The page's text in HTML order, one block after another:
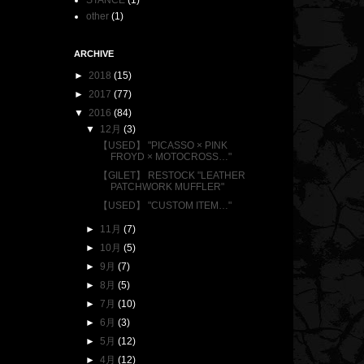
other (1)
ARCHIVE
► 2018 (15)
► 2017 (77)
▼ 2016 (84)
▼ 12月(3)
【USED】 "PICASSO × PINK
FROYD × MOTOCROSS…"
【GILET】 RESTOCK "LEATHER
PATCHWORK MUFFLER"
【USED】 "CUSTOM ITEM…"
► 11月(7)
► 10月(5)
►9月(7)
►8月(5)
►7月(10)
►6月(3)
►5月(12)
►4月(12)